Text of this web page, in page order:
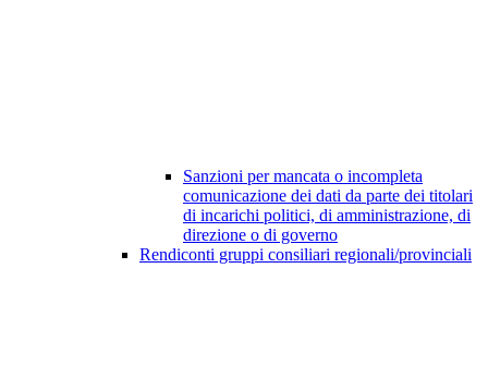
Sanzioni per mancata o incompleta
comunicazione dei dati da parte dei titolari
di incarichi politici, di amministrazione, di
direzione o di governo
Rendiconti gruppi consiliari regionali/provinciali